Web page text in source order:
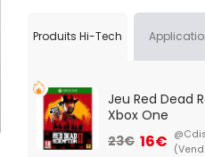
Produits Hi-Tech
Jeu Red Dead
Xbox One
23€ 16€